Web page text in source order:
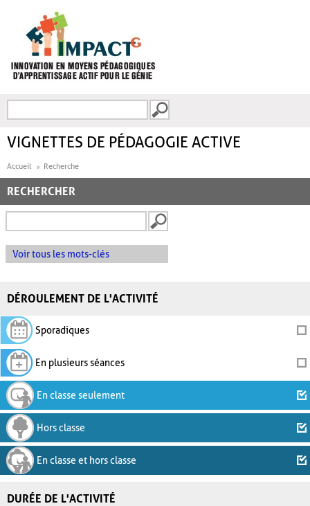
FORMULAIRE DE
VIGNETTES DE PÉDAGOGIE ACTIVE
Accueil Recherche
RECHERCHER
Voir tous les mots-clés
DÉROULEMENT DE L'ACTIVITÉ
Sporadiques
En plusieurs séances
En classe seulement
Hors classe
En classe et hors classe
DURÉE DE L'ACTIVITÉ